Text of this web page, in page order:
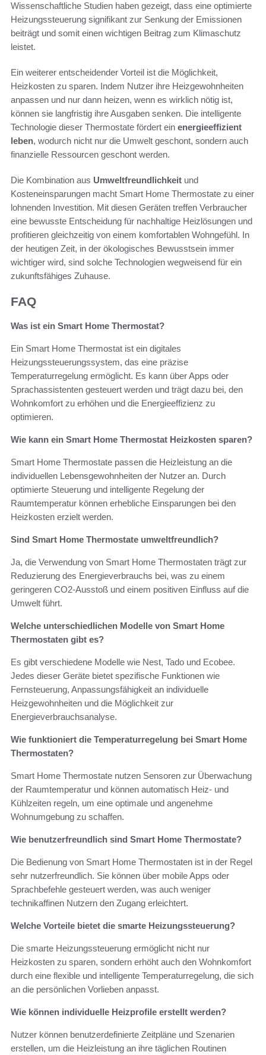
Wissenschaftliche Studien haben gezeigt, dass eine optimierte
Heizungssteuerung signifikant zur Senkung der Emissionen
beiträgt und somit einen wichtigen Beitrag zum Klimaschutz
leistet.
Ein weiterer entscheidender Vorteil ist die Möglichkeit,
Heizkosten zu sparen. Indem Nutzer ihre Heizgewohnheiten
anpassen und nur dann heizen, wenn es wirklich nötig ist,
können sie langfristig ihre Ausgaben senken. Die intelligente
Technologie dieser Thermostate fördert ein energieeffizient
leben, wodurch nicht nur die Umwelt geschont, sondern auch
finanzielle Ressourcen geschont werden.
Die Kombination aus Umweltfreundlichkeit und
Kosteneinsparungen macht Smart Home Thermostate zu einer
lohnenden Investition. Mit diesen Geräten treffen Verbraucher
eine bewusste Entscheidung für nachhaltige Heizlösungen und
profitieren gleichzeitig von einem komfortablen Wohngefühl. In
der heutigen Zeit, in der ökologisches Bewusstsein immer
wichtiger wird, sind solche Technologien wegweisend für ein
zukunftsfähiges Zuhause.
FAQ
Was ist ein Smart Home Thermostat?
Ein Smart Home Thermostat ist ein digitales
Heizungssteuerungssystem, das eine präzise
Temperaturregelung ermöglicht. Es kann über Apps oder
Sprachassistenten gesteuert werden und trägt dazu bei, den
Wohnkomfort zu erhöhen und die Energieeffizienz zu
optimieren.
Wie kann ein Smart Home Thermostat Heizkosten sparen?
Smart Home Thermostate passen die Heizleistung an die
individuellen Lebensgewohnheiten der Nutzer an. Durch
optimierte Steuerung und intelligente Regelung der
Raumtemperatur können erhebliche Einsparungen bei den
Heizkosten erzielt werden.
Sind Smart Home Thermostate umweltfreundlich?
Ja, die Verwendung von Smart Home Thermostaten trägt zur
Reduzierung des Energieverbrauchs bei, was zu einem
geringeren CO2-Ausstoß und einem positiven Einfluss auf die
Umwelt führt.
Welche unterschiedlichen Modelle von Smart Home
Thermostaten gibt es?
Es gibt verschiedene Modelle wie Nest, Tado und Ecobee.
Jedes dieser Geräte bietet spezifische Funktionen wie
Fernsteuerung, Anpassungsfähigkeit an individuelle
Heizgewohnheiten und die Möglichkeit zur
Energieverbrauchsanalyse.
Wie funktioniert die Temperaturregelung bei Smart Home
Thermostaten?
Smart Home Thermostate nutzen Sensoren zur Überwachung
der Raumtemperatur und können automatisch Heiz- und
Kühlzeiten regeln, um eine optimale und angenehme
Wohnumgebung zu schaffen.
Wie benutzerfreundlich sind Smart Home Thermostate?
Die Bedienung von Smart Home Thermostaten ist in der Regel
sehr nutzerfreundlich. Sie können über mobile Apps oder
Sprachbefehle gesteuert werden, was auch weniger
technikaffinen Nutzern den Zugang erleichtert.
Welche Vorteile bietet die smarte Heizungssteuerung?
Die smarte Heizungssteuerung ermöglicht nicht nur
Heizkosten zu sparen, sondern erhöht auch den Wohnkomfort
durch eine flexible und intelligente Temperaturregelung, die sich
an die persönlichen Vorlieben anpasst.
Wie können individuelle Heizprofile erstellt werden?
Nutzer können benutzerdefinierte Zeitpläne und Szenarien
erstellen, um die Heizleistung an ihre täglichen Routinen